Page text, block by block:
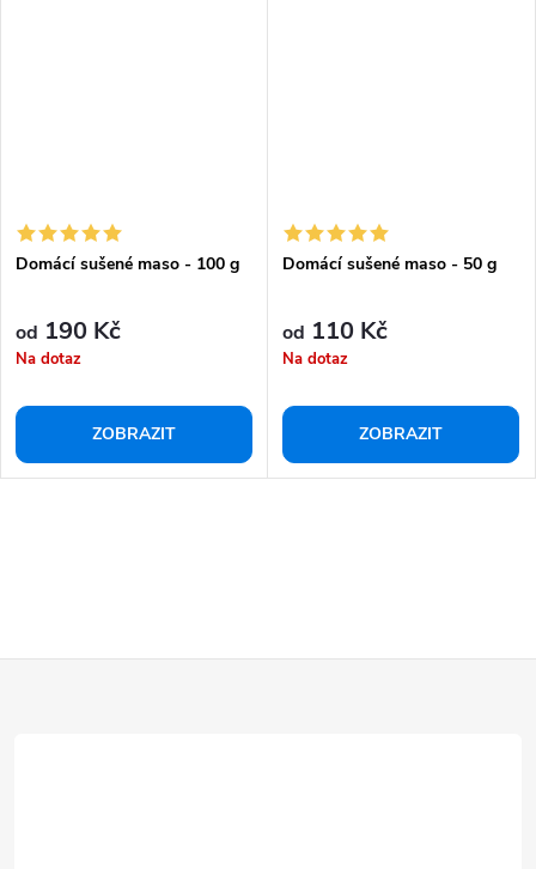
Domácí sušené maso - 100 g
od 190 Kč
Na dotaz
ZOBRAZIT
Domácí sušené maso - 50 g
od 110 Kč
Na dotaz
ZOBRAZIT